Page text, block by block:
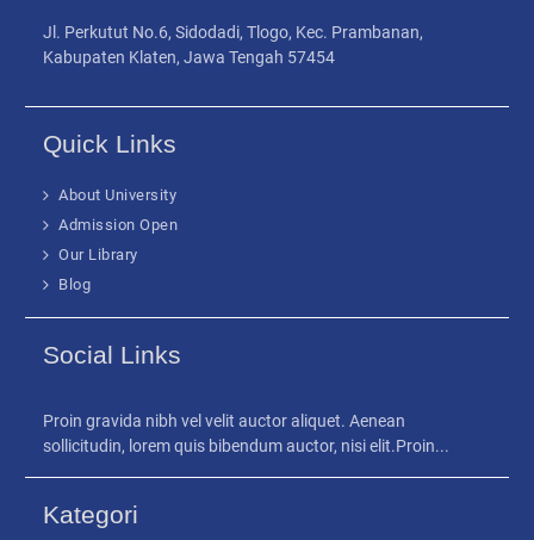
Jl. Perkutut No.6, Sidodadi, Tlogo, Kec. Prambanan,
Kabupaten Klaten, Jawa Tengah 57454
Quick Links
About University
Admission Open
Our Library
Blog
Social Links
Proin gravida nibh vel velit auctor aliquet. Aenean
sollicitudin, lorem quis bibendum auctor, nisi elit.Proin...
Kategori